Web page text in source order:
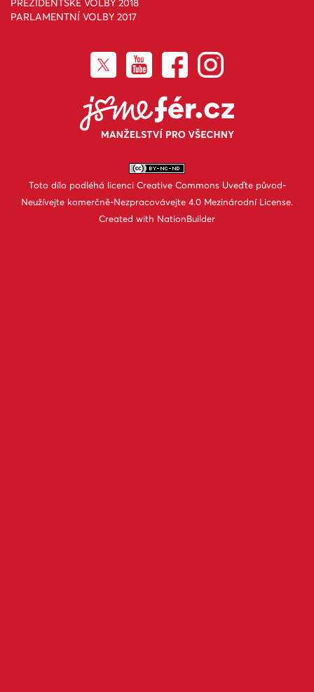
PREZIDENTSKÉ VOLBY 2018
PARLAMENTNÍ VOLBY 2017
Toto dílo podléhá licenci Creative Commons Uveďte původ-
Neužívejte komerčně-Nezpracovávejte 4.0 Mezinárodní License.
Created with NationBuilder